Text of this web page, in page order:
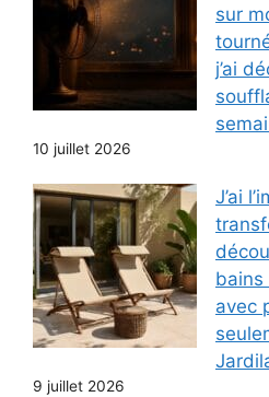
sur
j’ai
10 juillet 2026
J’ai
bains
avec
9 juillet 2026